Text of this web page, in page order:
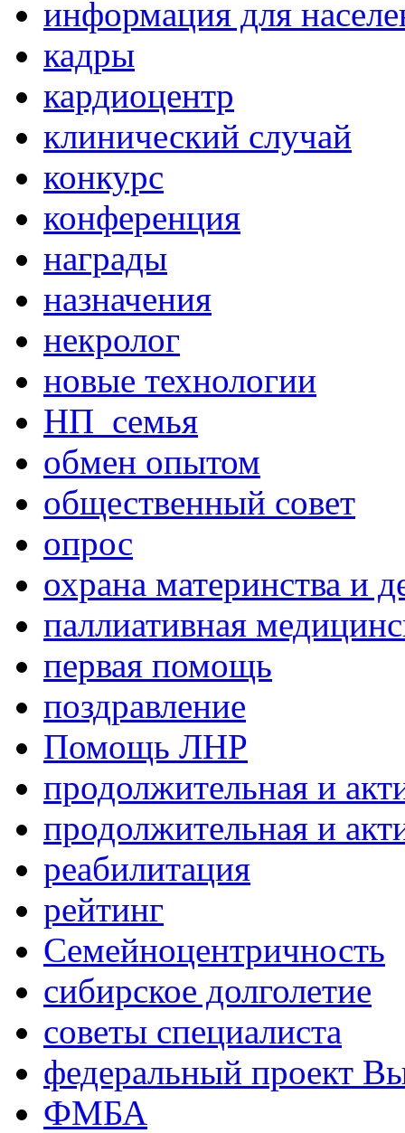
информация для
кадры
кардиоцентр
клинический случай
конкурс
конференция
награды
назначения
некролог
новые технологии
НП_семья
обмен опытом
общественный совет
опрос
охрана материнства и
паллиативная
первая помощь
поздравление
Помощь ЛНР
продолжительная и
продолжительная и
реабилитация
рейтинг
Семейноцентричность
сибирское долголетие
советы специалиста
федеральный проект
ФМБА